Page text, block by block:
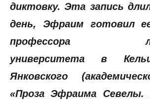
диктовку. Эта запись
день, Эфраим готовил
профессора
университета в
Янковского
«Проза Эфраима Севелы.